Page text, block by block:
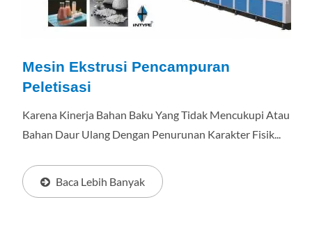
Mesin Ekstrusi Pencampuran
Peletisasi
Karena Kinerja Bahan Baku Yang Tidak Mencukupi Atau
Bahan Daur Ulang Dengan Penurunan Karakter Fisik...
Baca Lebih Banyak